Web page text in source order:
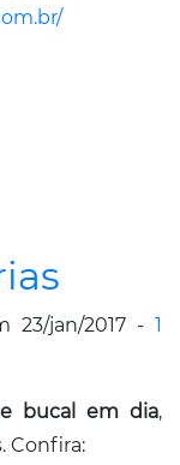
23/jan/2017 - 1
bucal em dia,
Confira: